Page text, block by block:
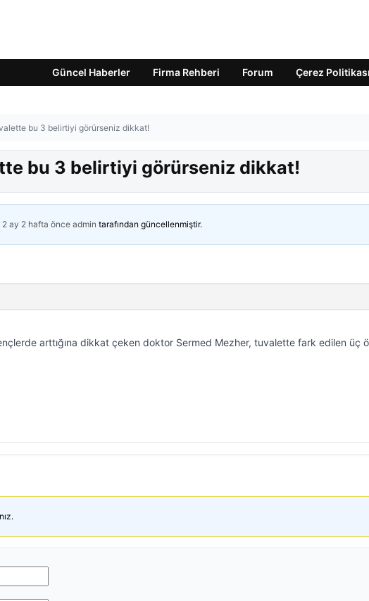
Güncel Haberler Firma Rehberi Forum Çerez Politikası
bu 3 belirtiyi görürseniz dikkat!
bu 3 belirtiyi görürseniz dikkat!
2 ay 2 hafta önce admin tarafından güncellenmiştir.
arttığına dikkat çeken doktor Sermed Mezher, tuvalette fark edilen üç